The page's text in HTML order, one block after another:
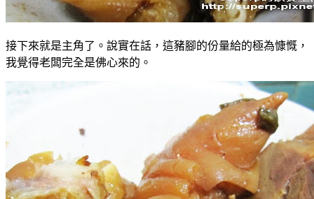
接下來就是主角了。說實在話，這豬腳的份量給的極為慷慨，
我覺得老闆完全是佛心來的。